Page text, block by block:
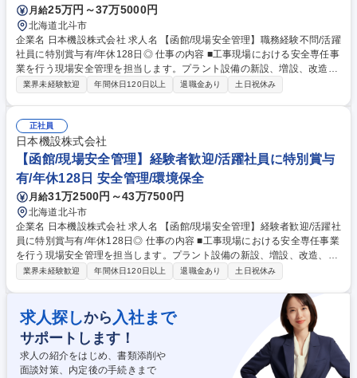
月給25万円～37万5000円
北海道北斗市
企業名 日本機設株式会社 求人名 【函館/現場安全管理】職務経験不問/活躍
社員に特別賞与有/年休128日◎ 仕事の内容 ■工事現場における安全専任事
業を行う現場安全管理を担当します。プラント設備の新設、増設、改造、
メンテナンス等に伴う安全管理をお任せします。※受注量増加、現場安全
に見守る業務です。また客先の安全管理衛生委員会、当社内の安全常会等
への出席・資料作成・進行も行います。 ■一つのミスが重大事故につなが
る工事現場における作業員の安全と、顧客先からの信頼を維持する重要な
業務です。 募集職種 【函館/現場安全管理】職務経験不問/活躍社員に特別
賞与有/年休128日◎
業界未経験歓迎 年間休日120日以上 退職金あり 土日祝休み
正社員
日本機設株式会社
【函館/現場安全管理】経験者歓迎/活躍社員に特別賞与
有/年休128日 安全管理/環境保全
月給31万2500円～43万7500円
北海道北斗市
企業名 日本機設株式会社 求人名 【函館/現場安全管理】経験者歓迎/活躍社
員に特別賞与有/年休128日◎ 仕事の内容 ■工事現場における安全専任事業
を行う現場安全管理を担当します。プラント設備の新設、増設、改造、メ
ンテナンス等に伴う安全管理をお任せします。※受注量増加、現場安全施
使用や重機作業の監視など、安衛法等に遵守した作業員の安全施工を常に
見守る業務です。また客先の安全管理衛生委員会、当社内の安全常会等へ
の出席・資料作成・進行も行います。 ■一つのミスが重大事故につながる
工事現場における作業員の安全と、顧客先からの信頼を維持する重要な業
務です。 募集職種 【函館/現場安全管理】経験者歓迎/活躍社員に特別賞与
有/年休128日◎
業界未経験歓迎 年間休日120日以上 退職金あり 土日祝休み
求人探しから 入社まで
サポートします！
求人の紹介をはじめ、書類添削や
面談対策、内定後の手続きまで